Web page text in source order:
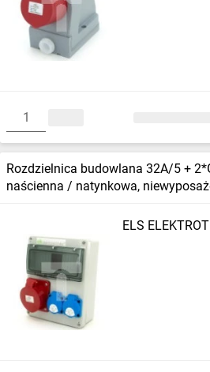
Rozdzielnica budowlana 32A/5 +
naścienna / natynkowa,
ELS